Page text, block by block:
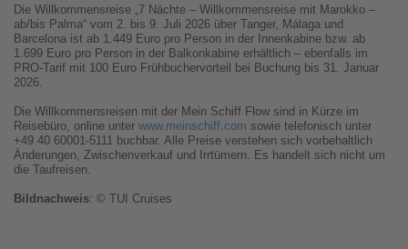
Die Willkommensreise „7 Nächte – Willkommensreise mit Marokko –
ab/bis Palma“ vom 2. bis 9. Juli 2026 über Tanger, Málaga und
Barcelona ist ab 1.449 Euro pro Person in der Innenkabine bzw. ab
1.699 Euro pro Person in der Balkonkabine erhältlich – ebenfalls im
PRO-Tarif mit 100 Euro Frühbuchervorteil bei Buchung bis 31. Januar
2026.
Die Willkommensreisen mit der Mein Schiff Flow sind in Kürze im
Reisebüro, online unter www.meinschiff.com sowie telefonisch unter
+49 40 60001-5111 buchbar. Alle Preise verstehen sich vorbehaltlich
Änderungen, Zwischenverkauf und Irrtümern. Es handelt sich nicht um
die Taufreisen.
Bildnachweis: © TUI Cruises